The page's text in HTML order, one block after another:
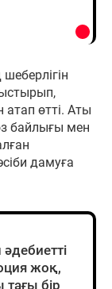
өтті. Аты
байлығы мен
дамуға
жоқ,
бір